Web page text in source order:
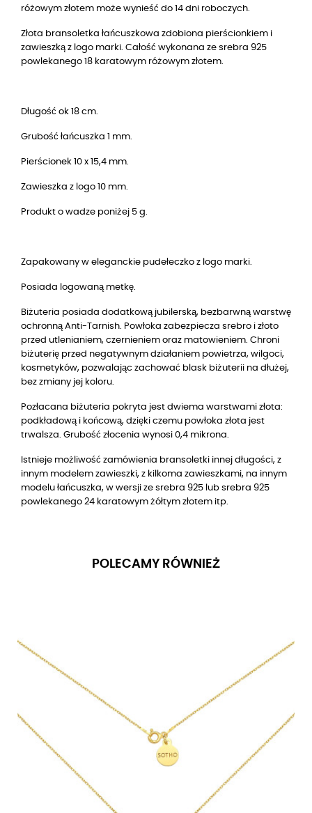
różowym złotem może wynieść do 14 dni roboczych.
Złota bransoletka łańcuszkowa zdobiona pierścionkiem i
zawieszką z logo marki. Całość wykonana ze srebra 925
powlekanego 18 karatowym różowym złotem.
Długość ok 18 cm.
Grubość łańcuszka 1 mm.
Pierścionek 10 x 15,4 mm.
Zawieszka z logo 10 mm.
Produkt o wadze poniżej 5 g.
Zapakowany w eleganckie pudełeczko z logo marki.
Posiada logowaną metkę.
Biżuteria posiada dodatkową jubilerską, bezbarwną warstwę
ochronną Anti-Tarnish. Powłoka zabezpiecza srebro i złoto
przed utlenianiem, czernieniem oraz matowieniem. Chroni
biżuterię przed negatywnym działaniem powietrza, wilgoci,
kosmetyków, pozwalając zachować blask biżuterii na dłużej,
bez zmiany jej koloru.
Pozłacana biżuteria pokryta jest dwiema warstwami złota:
podkładową i końcową, dzięki czemu powłoka złota jest
trwalsza. Grubość złocenia wynosi 0,4 mikrona.
Istnieje możliwość zamówienia bransoletki innej długości, z
innym modelem zawieszki, z kilkoma zawieszkami, na innym
modelu łańcuszka, w wersji ze srebra 925 lub srebra 925
powlekanego 24 karatowym żółtym złotem itp.
POLECAMY RÓWNIEŻ